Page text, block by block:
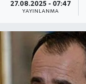
27.08.2025 - 07:47
YAYINLANMA